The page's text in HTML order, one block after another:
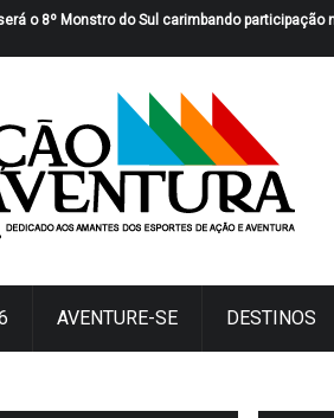
o 8º Monstro do Sul carimbando participação
AVENTURE-SE DESTINOS